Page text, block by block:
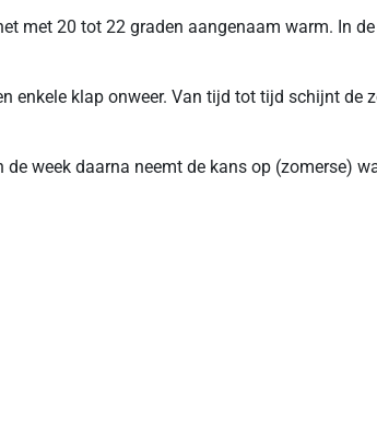
met 20 tot 22 graden aangenaam warm. In
enkele klap onweer. Van tijd tot tijd schijnt de
week daarna neemt de kans op (zomerse)